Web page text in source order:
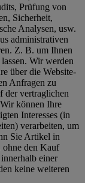
Prüfung von
Sicherheit,
Analysen, usw.
administrativen
Z. B. um Ihnen
Wir werden
über die Website-
Anfragen zu
der vertraglichen
können Ihre
Interesses (in
verarbeiten, um
Sie Artikel in
ohne den Kauf
einer
keine weiteren